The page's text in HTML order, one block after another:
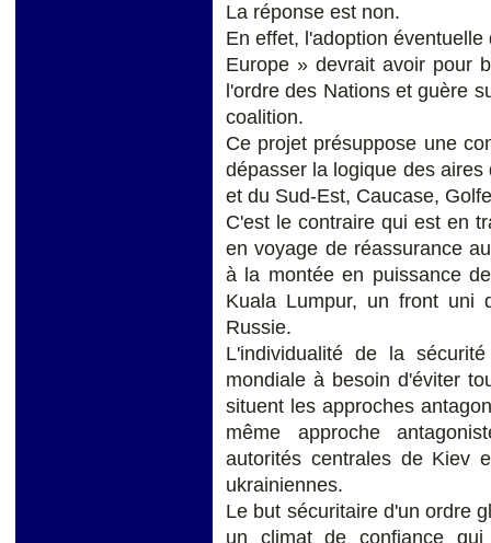
La réponse est non.
En effet, l'adoption
Europe » devrait avoir pour
l'ordre des Nations et guère
coalition.
Ce projet présuppose une
dépasser la logique des
et du Sud-Est, Caucase,
C'est le contraire qui est en
en voyage de réassurance
à la montée en puissance
Kuala Lumpur, un front uni
Russie.
L'individualité de la
mondiale à besoin d'éviter
situent les approches
même approche
autorités centrales de Kiev
ukrainiennes.
Le but sécuritaire d'un ordre
un climat de confiance